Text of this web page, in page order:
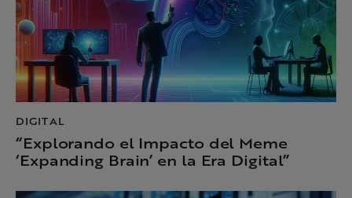
DIGITAL
“Explorando el Impacto del Meme
‘Expanding Brain’ en la Era Digital”